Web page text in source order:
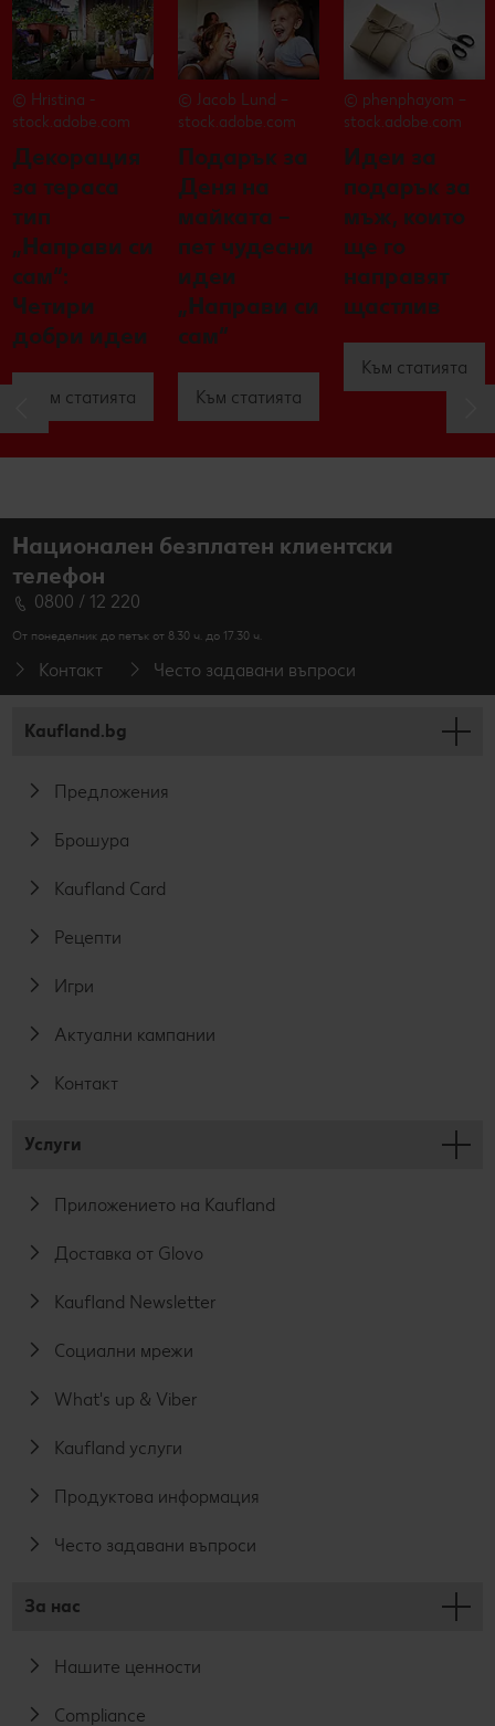
© Hristina -
stock.adobe.com
Декорация
за тераса
тип
„Направи си
сам“:
Четири
добри идеи
Към статията
© Jacob Lund –
stock.adobe.com
Подарък за
Деня на
майката –
пет чудесни
идеи
„Направи си
сам“
Към статията
© phenphayom –
stock.adobe.com
Идеи за
подарък за
мъж, които
ще го
направят
щастлив
Към статията
Национален безплатен клиентски
телефон
0800 / 12 220
От понеделник до петък от 8.30 ч. до 17.30 ч.
Контакт Често задавани въпроси
Kaufland.bg
Предложения
Брошура
Kaufland Card
Рецепти
Игри
Актуални кампании
Контакт
Услуги
Приложението на Kaufland
Доставка от Glovo
Kaufland Newsletter
Социални мрежи
What's up & Viber
Kaufland услуги
Продуктова информация
Често задавани въпроси
За нас
Нашите ценности
Compliance